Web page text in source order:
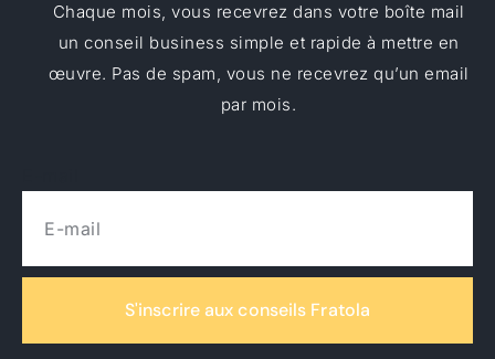
Chaque mois, vous recevrez dans votre boîte mail
un conseil business simple et rapide à mettre en
œuvre. Pas de spam, vous ne recevrez qu’un email
par mois.
S'inscrire aux conseils Fratola